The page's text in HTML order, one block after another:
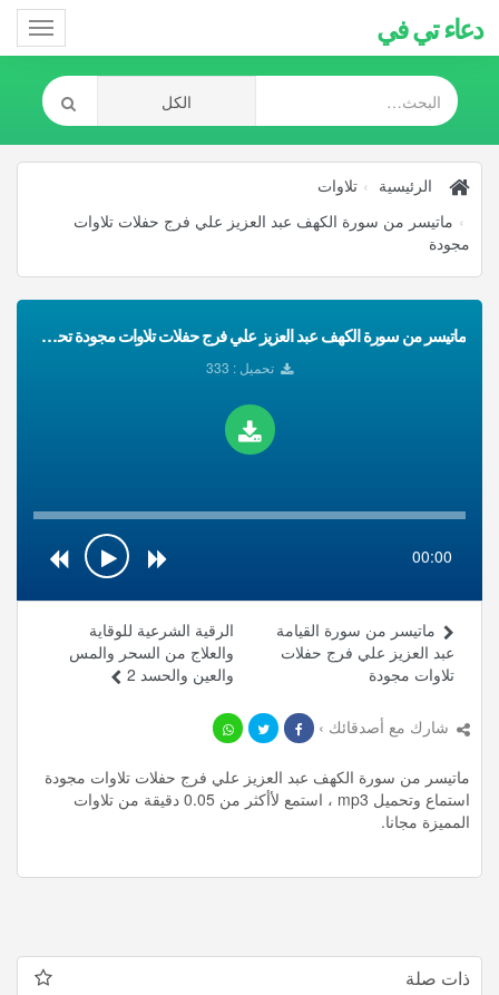
دعاء تي في
الرئيسية
تلاوات
ماتيسر من سورة الكهف عبد العزيز علي فرج حفلات تلاوات
مجودة
ماتيسر من سورة الكهف عبد العزيز علي فرج حفلات تلاوات مجودة تحميل Mp3
تحميل : 333
00:00
الرقية الشرعية للوقاية
والعلاج من السحر والمس
والعين والحسد 2
ماتيسر من سورة القيامة
عبد العزيز علي فرج حفلات
تلاوات مجودة
شارك مع أصدقائك ›
ماتيسر من سورة الكهف عبد العزيز علي فرج حفلات تلاوات مجودة
استماع وتحميل mp3 ، استمع لأأكثر من 0.05 دقيقة من تلاوات
المميزة مجانا.
ذات صلة